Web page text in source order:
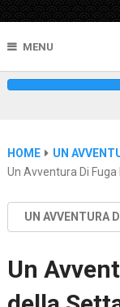
MENU
HOME
UN
Un Avventura Di
UN AVVENTURA
Un